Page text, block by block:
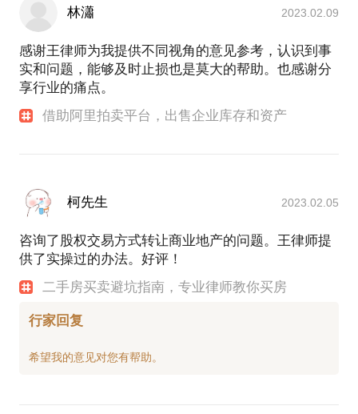
林瀟 2023.02.09
感谢王律师为我提供不同视角的意见参考，认识到事
实和问题，能够及时止损也是莫大的帮助。也感谢分
享行业的痛点。
借助阿里拍卖平台，出售企业库存和资产
柯先生 2023.02.05
咨询了股权交易方式转让商业地产的问题。王律师提
供了实操过的办法。好评！
二手房买卖避坑指南，专业律师教你买房
行家回复